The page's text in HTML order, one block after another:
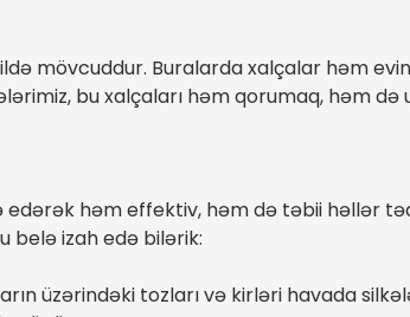
mövcuddur. Buralarda xalçalar həm
bu xalçaları həm qorumaq, həm də
həm effektiv, həm də təbii həllər
belə izah edə bilərik:
üzərindəki tozları və kirləri havada